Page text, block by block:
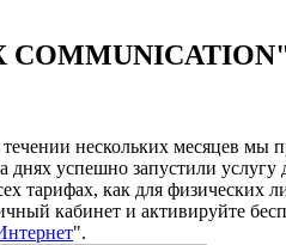
нескольких месяцев мы
днях успешно запустили услугу
тарифах, как для физических
кабинет и активируйте
".